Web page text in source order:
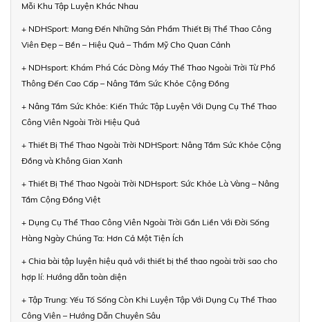
Mỗi Khu Tập Luyện Khác Nhau
+ NDHSport: Mang Đến Những Sản Phẩm Thiết Bị Thể Thao Công
Viên Đẹp – Bền – Hiệu Quả – Thẩm Mỹ Cho Quan Cảnh
+ NDHsport: Khám Phá Các Dòng Máy Thể Thao Ngoài Trời Từ Phổ
Thông Đến Cao Cấp – Nâng Tầm Sức Khỏe Cộng Đồng
+ Nâng Tầm Sức Khỏe: Kiến Thức Tập Luyện Với Dụng Cụ Thể Thao
Công Viên Ngoài Trời Hiệu Quả
+ Thiết Bị Thể Thao Ngoài Trời NDHSport: Nâng Tầm Sức Khỏe Cộng
Đồng và Không Gian Xanh
+ Thiết Bị Thể Thao Ngoài Trời NDHsport: Sức Khỏe Là Vàng – Nâng
Tầm Cộng Đồng Việt
+ Dụng Cụ Thể Thao Công Viên Ngoài Trời Gắn Liền Với Đời Sống
Hàng Ngày Chúng Ta: Hơn Cả Một Tiện Ích
+ Chia bài tập luyện hiệu quả với thiết bị thể thao ngoài trời sao cho
hợp lí: Hướng dẫn toàn diện
+ Tập Trung: Yếu Tố Sống Còn Khi Luyện Tập Với Dụng Cụ Thể Thao
Công Viên – Hướng Dẫn Chuyên Sâu